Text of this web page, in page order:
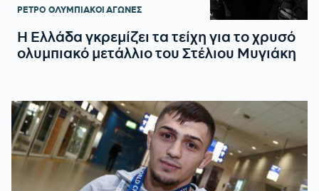
ΡΕΤΡΟ ΟΛΥΜΠΙΑΚΟΙ ΑΓΩΝΕΣ
Η Ελλάδα γκρεμίζει τα τείχη για το χρυσό
ολυμπιακό μετάλλιο του Στέλιου Μυγιάκη